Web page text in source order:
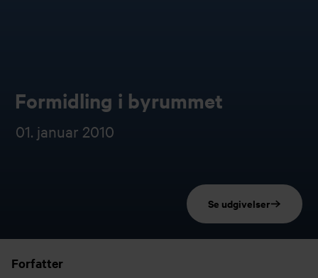
Formidling i byrummet
01. januar 2010
Se udgivelser
Forfatter